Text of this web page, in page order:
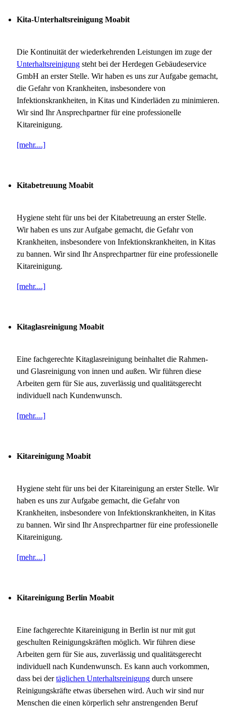
Kita-Unterhaltsreinigung Moabit
Die Kontinuität der wiederkehrenden Leistungen im zuge der
Unterhaltsreinigung steht bei der Herdegen Gebäudeservice
GmbH an erster Stelle. Wir haben es uns zur Aufgabe gemacht,
die Gefahr von Krankheiten, insbesondere von
Infektionskrankheiten, in Kitas und Kinderläden zu minimieren.
Wir sind Ihr Ansprechpartner für eine professionelle
Kitareinigung.
[mehr....]
Kitabetreuung Moabit
Hygiene steht für uns bei der Kitabetreuung an erster Stelle.
Wir haben es uns zur Aufgabe gemacht, die Gefahr von
Krankheiten, insbesondere von Infektionskrankheiten, in Kitas
zu bannen. Wir sind Ihr Ansprechpartner für eine professionelle
Kitareinigung.
[mehr....]
Kitaglasreinigung Moabit
Eine fachgerechte Kitaglasreinigung beinhaltet die Rahmen-
und Glasreinigung von innen und außen. Wir führen diese
Arbeiten gern für Sie aus, zuverlässig und qualitätsgerecht
individuell nach Kundenwunsch.
[mehr....]
Kitareinigung Moabit
Hygiene steht für uns bei der Kitareinigung an erster Stelle. Wir
haben es uns zur Aufgabe gemacht, die Gefahr von
Krankheiten, insbesondere von Infektionskrankheiten, in Kitas
zu bannen. Wir sind Ihr Ansprechpartner für eine professionelle
Kitareinigung.
[mehr....]
Kitareinigung Berlin Moabit
Eine fachgerechte Kitareinigung in Berlin ist nur mit gut
geschulten Reinigungskräften möglich. Wir führen diese
Arbeiten gern für Sie aus, zuverlässig und qualitätsgerecht
individuell nach Kundenwunsch. Es kann auch vorkommen,
dass bei dertäglichen Unterhaltsreinigung durch unsere
Reinigungskräfte etwas übersehen wird. Auch wir sind nur
Menschen die einen körperlich sehr anstrengenden Beruf